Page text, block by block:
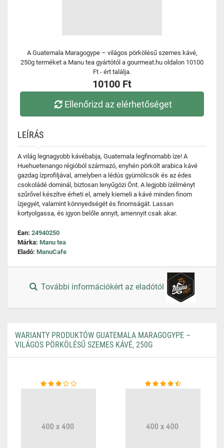
A Guatemala Maragogype – világos pörkölésű szemes kávé,
250g terméket a Manu tea gyártótól a gourmeat.hu oldalon 10100
Ft - ért találja.
10100 Ft
Ellenőrizd az elérhetőséget
LEÍRÁS
A világ legnagyobb kávébabja, Guatemala legfinomabb íze! A
Huehuetenango régióból származó, enyhén pörkölt arabica kávé
gazdag ízprofiljával, amelyben a lédús gyümölcsök és az édes
csokoládé dominál, biztosan lenyűgözi Önt. A legjobb ízélményt
szűrővel készítve érheti el, amely kiemeli a kávé minden finom
ízjegyét, valamint könnyedségét és finomságát. Lassan
kortyolgassa, és igyon belőle annyit, amennyit csak akar.
Ean: 24940250
Márka: Manu tea
Eladó: ManuCafe
További információkért az eladótól
WARIANTY PRODUKTÓW GUATEMALA MARAGOGYPE –
VILÁGOS PÖRKÖLÉSŰ SZEMES KÁVÉ, 250G